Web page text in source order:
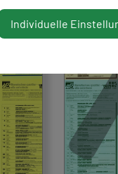
Individuelle